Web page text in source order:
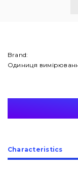
About Us
Brand:
Одиниця
Сharacteristics